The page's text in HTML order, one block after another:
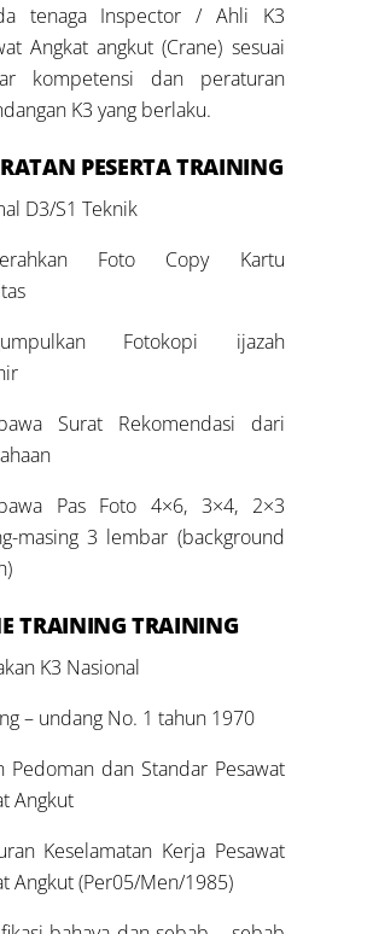
tenaga Inspector / Ahli K3
Angkat angkut (Crane) sesuai
kompetensi dan peraturan
K3 yang berlaku.
PESERTA TRAINING
D3/S1 Teknik
Foto Copy Kartu
Fotokopi ijazah
Surat Rekomendasi dari
Pas Foto 4×6, 3×4, 2×3
masing 3 lembar (background
TRAINING TRAINING
K3 Nasional
– undang No. 1 tahun 1970
Pedoman dan Standar Pesawat
Angkut
Keselamatan Kerja Pesawat
Angkut (Per05/Men/1985)